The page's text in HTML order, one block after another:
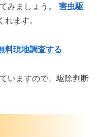
みましょう。 害虫駆
ます。
料現地調査する
いますので、駆除判断